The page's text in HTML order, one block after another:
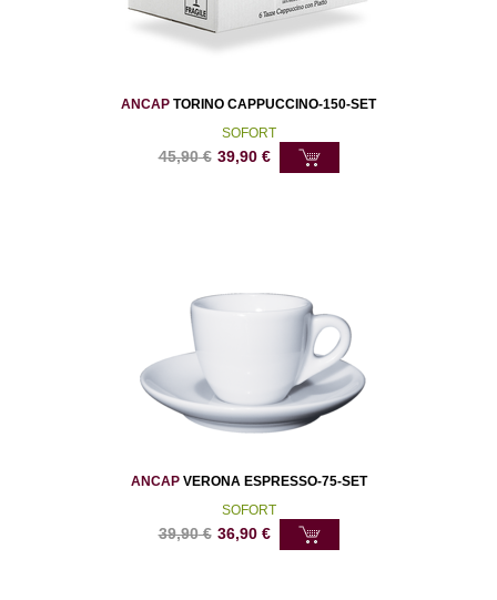
ANCAP TORINO CAPPUCCINO-150-SET
SOFORT
45,90€ 39,90€
ANCAPVERONA ESPRESSO-75-SET
SOFORT
39,90€ 36,90€